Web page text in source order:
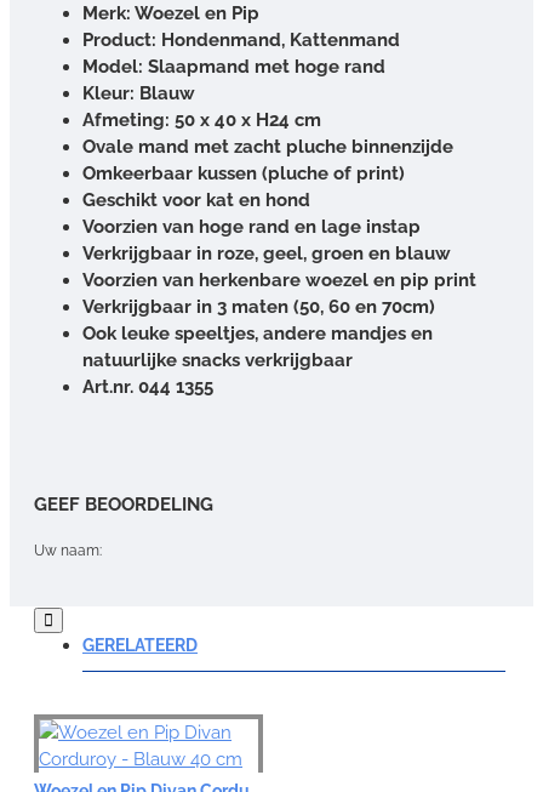
Merk: Woezel en Pip
Product: Hondenmand, Kattenmand
Model: Slaapmand met hoge rand
Kleur: Blauw
Afmeting: 50 x 40 x H24 cm
Ovale mand met zacht pluche binnenzijde
Omkeerbaar kussen (pluche of print)
Geschikt voor kat en hond
Voorzien van hoge rand en lage instap
Verkrijgbaar in roze, geel, groen en blauw
Voorzien van herkenbare woezel en pip print
Verkrijgbaar in 3 maten (50, 60 en 70cm)
Ook leuke speeltjes, andere mandjes en
natuurlijke snacks verkrijgbaar
Art.nr. 044 1355
GEEF BEOORDELING
Uw naam:
Opmerking:
Note:HTML-code wordt niet vertaald!
GERELATEERD